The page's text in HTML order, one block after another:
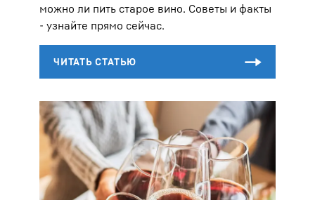
можно ли пить старое вино. Советы и факты
- узнайте прямо сейчас.